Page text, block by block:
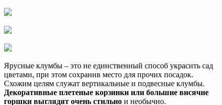
Ярусные клумбы – это не единственный способ украсить сад
цветами, при этом сохранив место для прочих посадок.
Схожим целям служат вертикальные и подвесные клумбы.
Декоративные плетеные корзинки или большие висячие
горшки выглядят очень стильно и необычно.